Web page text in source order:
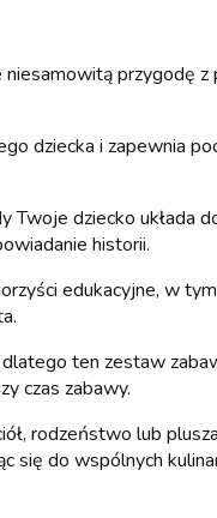
przygodę z
dziecka i zapewnia
Twoje dziecko układa
historii.
edukacyjne, w
ten zestaw
czas zabawy.
rodzeństwo lub
się do wspólnych